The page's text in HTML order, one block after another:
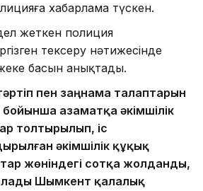
хабарлама түскен.
жеткен полиция
тексеру нәтижесінде
басын анықтады.
пен заңнама талаптарын
бойынша азаматқа әкімшілік
толтырылып, іс
әкімшілік құқық
жөніндегі сотқа жолданды,
Шымкент қалалық